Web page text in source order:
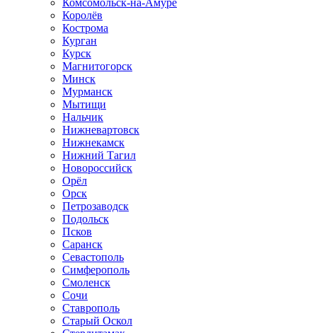
Комсомольск-на-Амуре
Королёв
Кострома
Курган
Курск
Магнитогорск
Минск
Мурманск
Мытищи
Нальчик
Нижневартовск
Нижнекамск
Нижний Тагил
Новороссийск
Орёл
Орск
Петрозаводск
Подольск
Псков
Саранск
Севастополь
Симферополь
Смоленск
Сочи
Ставрополь
Старый Оскол